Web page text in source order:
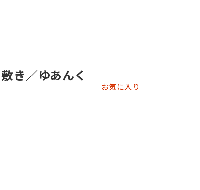
き／ゆあんく
お気に入り